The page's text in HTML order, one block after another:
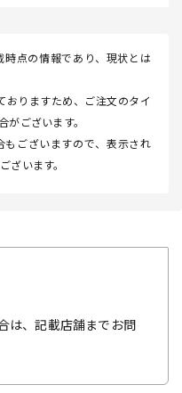
点の情報であり、現状とは
りますため、ご注文のタイ
がございます。
ございますので、表示され
ざいます。
は、記載店舗までお問